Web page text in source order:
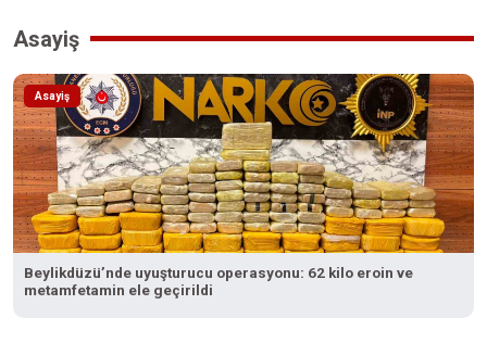
Asayiş
Asayiş
Beylikdüzü’nde uyuşturucu operasyonu: 62 kilo eroin ve
metamfetamin ele geçirildi